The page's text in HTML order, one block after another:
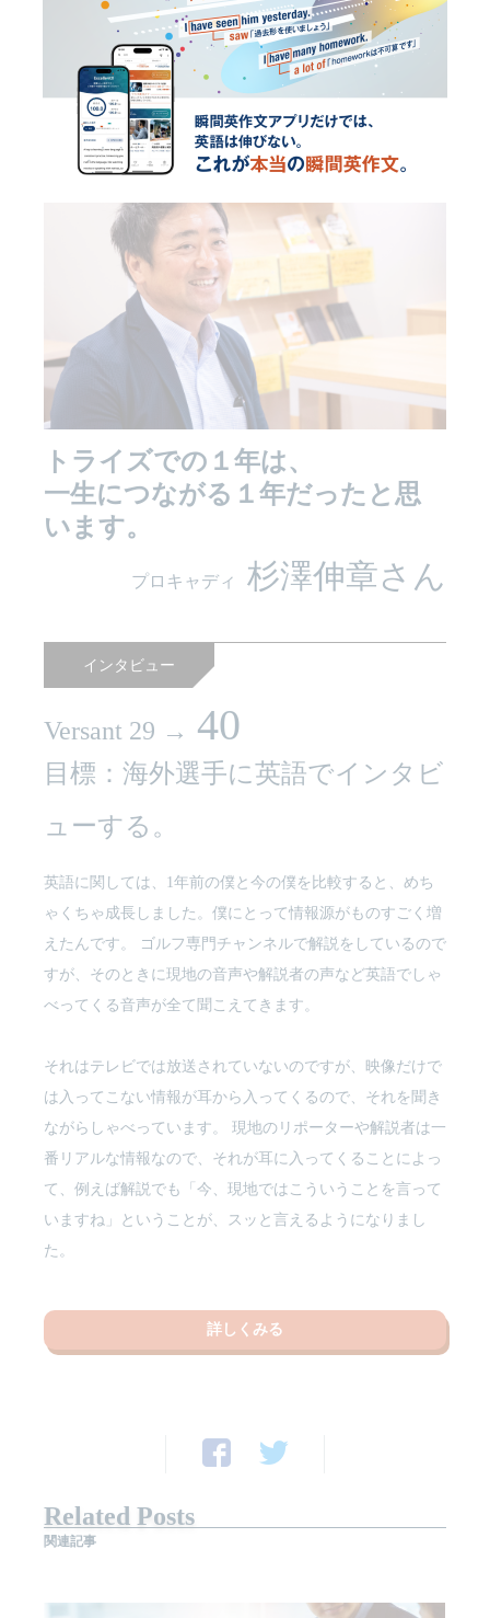
受講生のインタビューもご紹介します。
トライズでの１年は、
一生につながる１年だったと思
います。
プロキャディ 杉澤伸章さん
インタビュー
Versant 29 → 40
目標：海外選手に英語でインタビ
ューする。
英語に関しては、1年前の僕と今の僕を比較すると、めち
ゃくちゃ成長しました。僕にとって情報源がものすごく増
えたんです。 ゴルフ専門チャンネルで解説をしているので
すが、そのときに現地の音声や解説者の声など英語でしゃ
べってくる音声が全て聞こえてきます。
それはテレビでは放送されていないのですが、映像だけで
は入ってこない情報が耳から入ってくるので、それを聞き
ながらしゃべっています。 現地のリポーターや解説者は一
番リアルな情報なので、それが耳に入ってくることによっ
て、例えば解説でも「今、現地ではこういうことを言って
いますね」ということが、スッと言えるようになりまし
た。
詳しくみる
Related Posts
関連記事